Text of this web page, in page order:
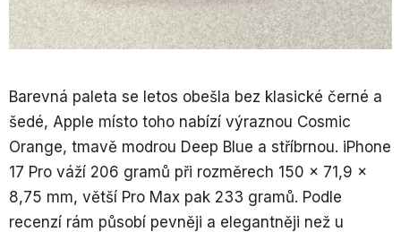
Barevná paleta se letos obešla bez klasické černé a
šedé, Apple místo toho nabízí výraznou Cosmic
Orange, tmavě modrou Deep Blue a stříbrnou. iPhone
17 Pro váží 206 gramů při rozměrech 150 × 71,9 ×
8,75 mm, větší Pro Max pak 233 gramů. Podle
recenzí rám působí pevněji a elegantněji než u